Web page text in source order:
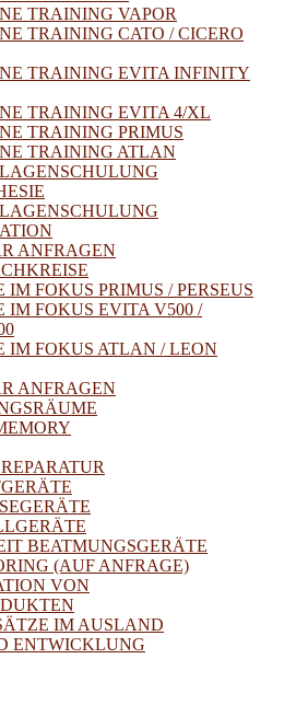
TRAINING VAPOR
TRAINING CATO / CICERO
TRAINING EVITA INFINITY
TRAINING EVITA 4/XL
TRAINING PRIMUS
TRAINING ATLAN
ANFRAGEN
IM FOKUS PRIMUS / PERSEUS
IM FOKUS EVITA V500 /
IM FOKUS ATLAN / LEON
ANFRAGEN
BEATMUNGSGERÄTE
(AUF ANFRAGE)
VON
IM AUSLAND
ENTWICKLUNG